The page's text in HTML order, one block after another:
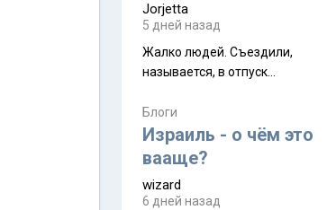
Jorjetta
5 дней назад
Жалко людей. Съездили,
называется, в отпуск...
Блоги
Израиль - о чём это
вааще?
wizard
6 дней назад